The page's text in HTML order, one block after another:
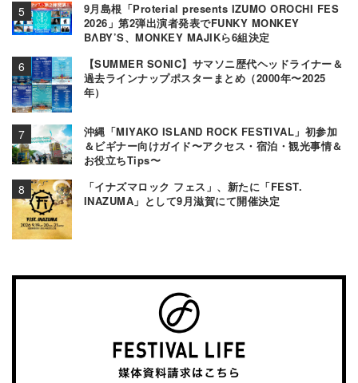
9月島根「Proterial presents IZUMO OROCHI FES
2026」第2弾出演者発表でFUNKY MONKEY
BΛBY’S、MONKEY MAJIKら6組決定
【SUMMER SONIC】サマソニ歴代ヘッドライナー＆
過去ラインナップポスターまとめ（2000年〜2025
年）
沖縄「MIYAKO ISLAND ROCK FESTIVAL」初参加
＆ビギナー向けガイド〜アクセス・宿泊・観光事情＆
お役立ちTips〜
「イナズマロック フェス」、新たに「FEST.
INAZUMA」として9月滋賀にて開催決定